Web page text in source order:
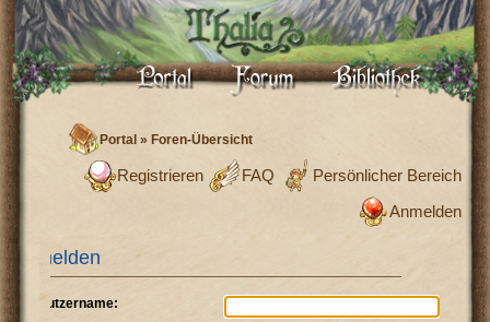
Portal »Foren-Übersicht
Persönlicher Bereich
FAQ
Registrieren
Anmelden
Anmelden
Benutzername: